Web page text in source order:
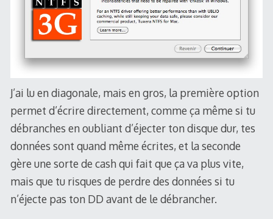
J’ai lu en diagonale, mais en gros, la première option
permet d’écrire directement, comme ça même si tu
débranches en oubliant d’éjecter ton disque dur, tes
données sont quand même écrites, et la seconde
gère une sorte de cash qui fait que ça va plus vite,
mais que tu risques de perdre des données si tu
n’éjecte pas ton DD avant de le débrancher.